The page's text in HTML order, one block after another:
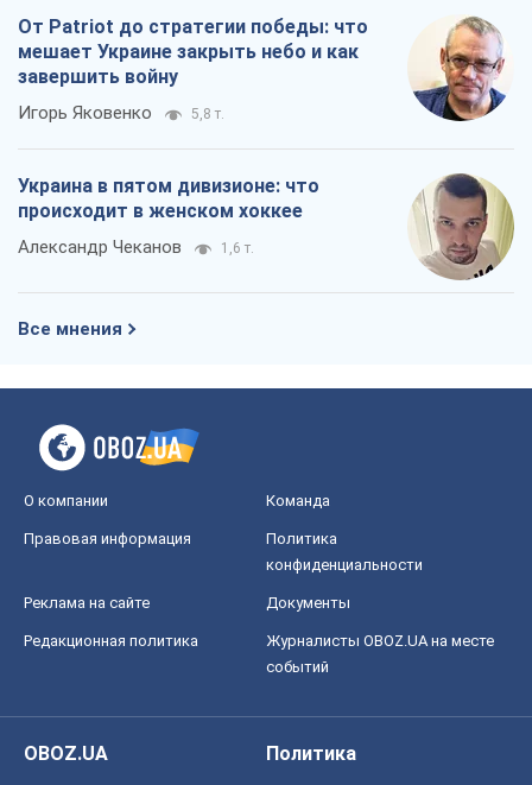
От Patriot до стратегии победы: что
мешает Украине закрыть небо и как
завершить войну
Игорь Яковенко 5,8 т.
Украина в пятом дивизионе: что
происходит в женском хоккее
Александр Чеканов 1,6 т.
Все мнения
О компании Команда
Правовая информация
Политика
конфиденциальности
Реклама на сайте Документы
Редакционная политика
Журналисты OBOZ.UA на месте
событий
OBOZ.UA
Политика